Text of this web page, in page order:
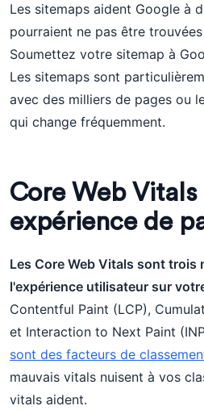
Les sitemaps aident Google à
pourraient ne pas être
Soumettez votre sitemap à
Les sitemaps sont
avec des milliers de pages ou
qui change fréquemment.
Core Web Vitals
expérience de
Les Core Web Vitals sont trois
l'expérience utilisateur sur
Contentful Paint (LCP),
et Interaction to Next Paint
sont des facteurs de
mauvais vitals nuisent à vos
vitals aident.